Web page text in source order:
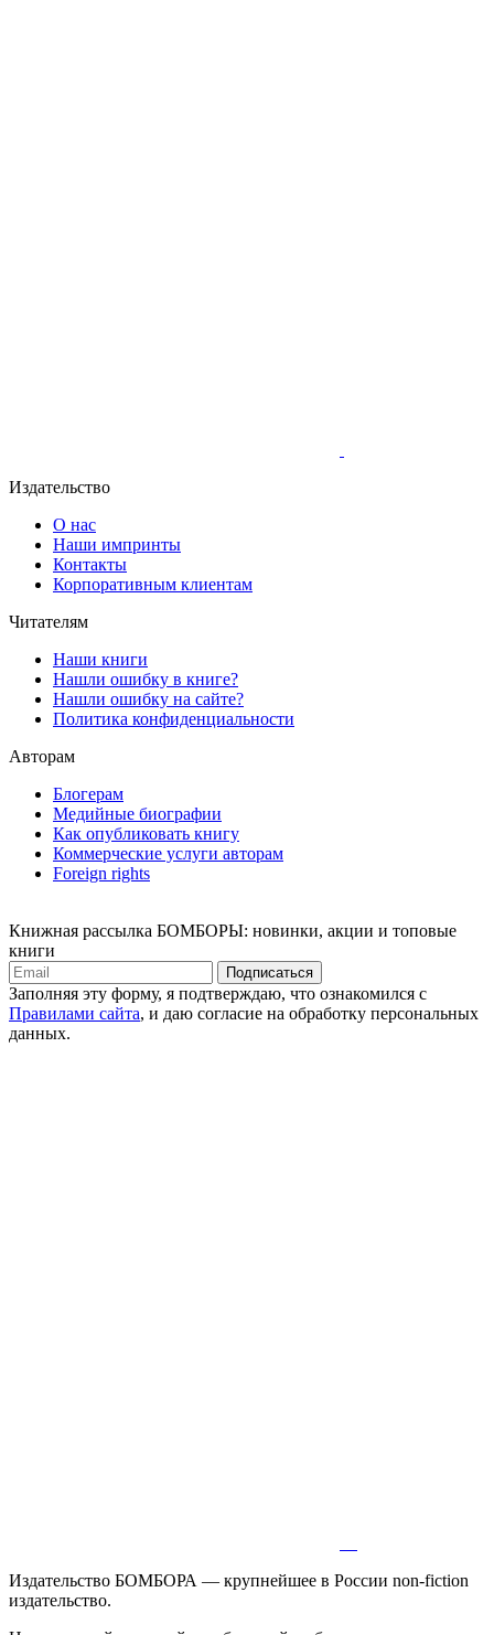
Издательство
О нас
Наши импринты
Контакты
Корпоративным клиентам
Читателям
Наши книги
Нашли ошибку в книге?
Нашли ошибку на сайте?
Политика конфиденциальности
Авторам
Блогерам
Медийные биографии
Как опубликовать книгу
Коммерческие услуги авторам
Foreign rights
Книжная рассылка БОМБОРЫ: новинки, акции и топовые
книги
Подписаться
Заполняя эту форму, я подтверждаю, что ознакомился с
Правилами сайта, и даю согласие на обработку персональных
данных.
Издательство БОМБОРА — крупнейшее в России non-fiction
издательство.